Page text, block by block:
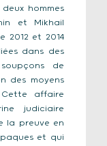
hommes
et Mikhail
2012 et 2014
dans des
de
des moyens
affaire
judiciaire
la preuve en
et qui